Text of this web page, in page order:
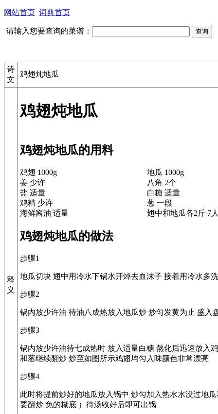
网站首页 词典首页
请输入您要查询的菜谱：
诗
文
鸡翅炖地瓜
释
义
鸡翅炖地瓜
鸡翅炖地瓜的用料
鸡翅 1000g
地瓜 1000g
姜 少许
八角 2个
盐 适量
白糖 适量
鸡精 少许
葱 一段
海鲜酱油 适量
翅中和地瓜各2斤 7
鸡翅炖地瓜的做法
步骤1
地瓜切块 翅中用冷水下锅水开焯去血沫子 接着用冷水多
步骤2
锅内放少许油 待油八成热放入地瓜炒 炒匀发黄为止 盛入
步骤3
锅内放少许油待七成热时 放入适量白糖 熬化后迅速放入
和葱继续翻炒 炒至如图所示鸡翅均匀入味颜色非常漂亮
步骤4
此时将提前炒好的地瓜放入锅中 炒匀加入热水水没过地
要翻炒 免的糊底 ）待汤收好后即可出锅